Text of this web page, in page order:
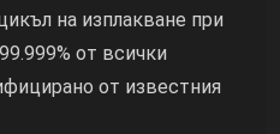
на изплакване при
от всички
от известния